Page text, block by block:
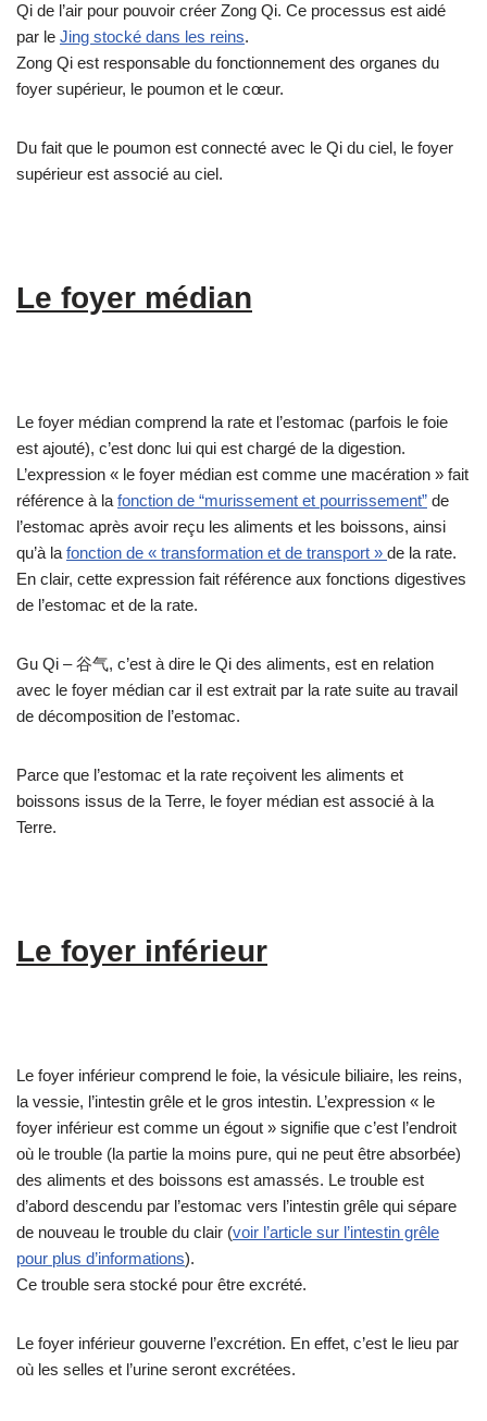
Qi de l’air pour pouvoir créer Zong Qi. Ce processus est aidé
par le Jing stocké dans les reins.
Zong Qi est responsable du fonctionnement des organes du
foyer supérieur, le poumon et le cœur.
Du fait que le poumon est connecté avec le Qi du ciel, le foyer
supérieur est associé au ciel.
Le foyer médian
Le foyer médian comprend la rate et l’estomac (parfois le foie
est ajouté), c’est donc lui qui est chargé de la digestion.
L’expression « le foyer médian est comme une macération » fait
référence à la fonction de “murissement et pourrissement” de
l’estomac après avoir reçu les aliments et les boissons, ainsi
qu’à la fonction de « transformation et de transport » de la rate.
En clair, cette expression fait référence aux fonctions digestives
de l’estomac et de la rate.
Gu Qi – 谷气, c’est à dire le Qi des aliments, est en relation
avec le foyer médian car il est extrait par la rate suite au travail
de décomposition de l’estomac.
Parce que l’estomac et la rate reçoivent les aliments et
boissons issus de la Terre, le foyer médian est associé à la
Terre.
Le foyer inférieur
Le foyer inférieur comprend le foie, la vésicule biliaire, les reins,
la vessie, l’intestin grêle et le gros intestin. L’expression « le
foyer inférieur est comme un égout » signifie que c’est l’endroit
où le trouble (la partie la moins pure, qui ne peut être absorbée)
des aliments et des boissons est amassés. Le trouble est
d’abord descendu par l’estomac vers l’intestin grêle qui sépare
de nouveau le trouble du clair (voir l’article sur l’intestin grêle
pour plus d’informations).
Ce trouble sera stocké pour être excrété.
Le foyer inférieur gouverne l’excrétion. En effet, c’est le lieu par
où les selles et l’urine seront excrétées.